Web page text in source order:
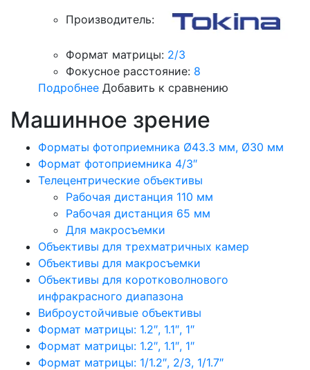
Производитель:
Формат матрицы: 2/3
Фокусное расстояние: 8
Подробнее Добавить к сравнению
Машинное зрение
Форматы фотоприемника Ø43.3 мм, Ø30 мм
Формат фотоприемника 4/3″
Телецентрические объективы
Рабочая дистанция 110 мм
Рабочая дистанция 65 мм
Для макросъемки
Объективы для трехматричных камер
Объективы для макросъемки
Объективы для коротковолнового
инфракрасного диапазона
Виброустойчивые объективы
Формат матрицы: 1.2″, 1.1″, 1″
Формат матрицы: 1.2″, 1.1″, 1″
Формат матрицы: 1/1.2″, 2/3, 1/1.7″